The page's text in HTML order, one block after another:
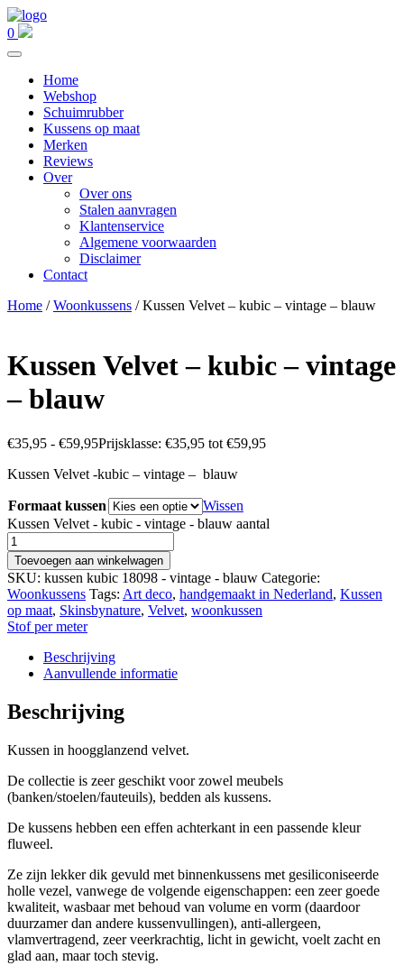
0
Home
Webshop
Schuimrubber
Kussens op maat
Merken
Reviews
Over
Over ons
Stalen aanvragen
Klantenservice
Algemene voorwaarden
Disclaimer
Contact
Home /Woonkussens / Kussen Velvet – kubic – vintage – blauw
Kussen Velvet – kubic – vintage
– blauw
€35,95 - €59,95Prijsklasse: €35,95 tot €59,95
Kussen Velvet -kubic – vintage – blauw
Formaat kussen
Wissen
Kussen Velvet - kubic - vintage - blauw aantal
Toevoegen aan winkelwagen
SKU: kussen kubic 18098 - vintage - blauw Categorie:
Woonkussens Tags: Art deco, handgemaakt in Nederland, Kussen
op maat, Skinsbynature, Velvet, woonkussen
Stof per meter
Beschrijving
Aanvullende informatie
Beschrijving
Kussen in hoogglanzend velvet.
De collectie is zeer geschikt voor zowel meubels
(banken/stoelen/fauteuils), bedden als kussens.
De kussens hebben een effen achterkant in een passende kleur
fluweel.
Ze zijn lekker dik gevuld met binnenkussens met gesiliconiseerde
holle vezel, vanwege de volgende eigenschappen: een zeer goede
kwaliteit, wasbaar met behoud van volume en vorm (daardoor
duurzamer dan andere kussenvullingen), anti-allergeen,
vlamvertragend, zeer veerkrachtig, licht in gewicht, voelt zacht en
glad aan, maar toch stevig.